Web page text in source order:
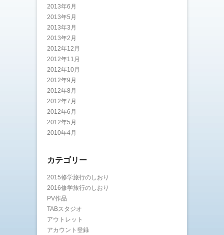
2013年6月
2013年5月
2013年3月
2013年2月
2012年12月
2012年11月
2012年10月
2012年9月
2012年8月
2012年7月
2012年6月
2012年5月
2010年4月
カテゴリー
2015修学旅行のしおり
2016修学旅行のしおり
PV作品
TABスタジオ
アウトレット
アカウント登録